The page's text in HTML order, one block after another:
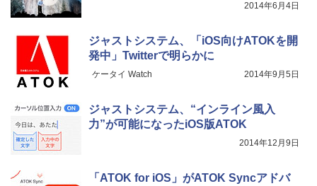
2014年6月4日
ジャストシステム、「iOS向けATOKを開
発中」Twitterで明らかに
ケータイ Watch 2014年9月5日
ジャストシステム、“インライン風入
力”が可能になったiOS版ATOK
2014年12月9日
「ATOK for iOS」がATOK Syncアドバ